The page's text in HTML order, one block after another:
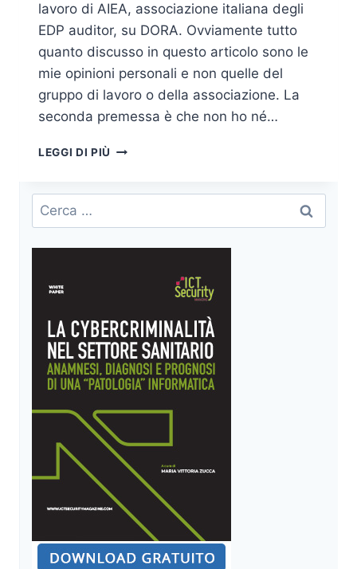
lavoro di AIEA, associazione italiana degli
EDP auditor, su DORA. Ovviamente tutto
quanto discusso in questo articolo sono le
mie opinioni personali e non quelle del
gruppo di lavoro o della associazione. La
seconda premessa è che non ho né…
LEGGI DI PIÙ DORA,
PERSE:
CONTINUO
E
Ricerca
per: